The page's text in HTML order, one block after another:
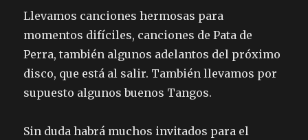
Llevamos canciones hermosas para
momentos difíciles, canciones de Pata de
Perra, también algunos adelantos del próximo
disco, que está al salir. También llevamos por
supuesto algunos buenos Tangos.
Sin duda habrá muchos invitados para el